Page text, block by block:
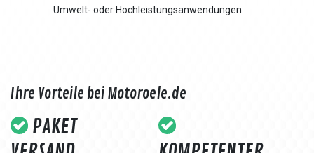
Umwelt- oder Hochleistungsanwendungen.
Ihre Vorteile bei Motoroele.de
PAKET